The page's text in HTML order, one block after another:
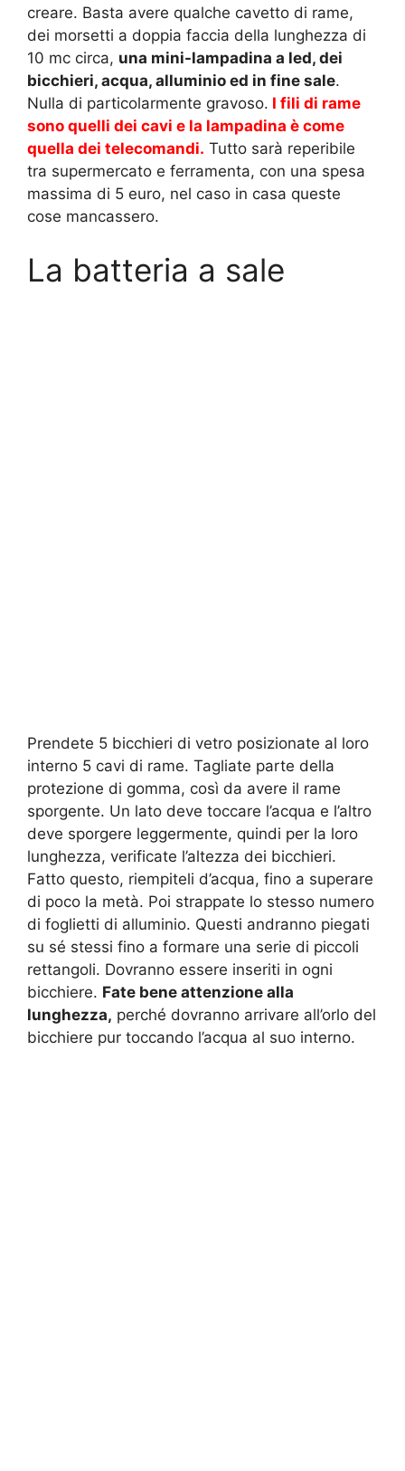
creare. Basta avere qualche cavetto di rame,
dei morsetti a doppia faccia della lunghezza di
10 mc circa, una mini-lampadina a led, dei
bicchieri, acqua, alluminio ed in fine sale.
Nulla di particolarmente gravoso. I fili di rame
sono quelli dei cavi e la lampadina è come
quella dei telecomandi. Tutto sarà reperibile
tra supermercato e ferramenta, con una spesa
massima di 5 euro, nel caso in casa queste
cose mancassero.
La batteria a sale
Prendete 5 bicchieri di vetro posizionate al loro
interno 5 cavi di rame. Tagliate parte della
protezione di gomma, così da avere il rame
sporgente. Un lato deve toccare l’acqua e l’altro
deve sporgere leggermente, quindi per la loro
lunghezza, verificate l’altezza dei bicchieri.
Fatto questo, riempiteli d’acqua, fino a superare
di poco la metà. Poi strappate lo stesso numero
di foglietti di alluminio. Questi andranno piegati
su sé stessi fino a formare una serie di piccoli
rettangoli. Dovranno essere inseriti in ogni
bicchiere. Fate bene attenzione alla
lunghezza, perché dovranno arrivare all’orlo del
bicchiere pur toccando l’acqua al suo interno.